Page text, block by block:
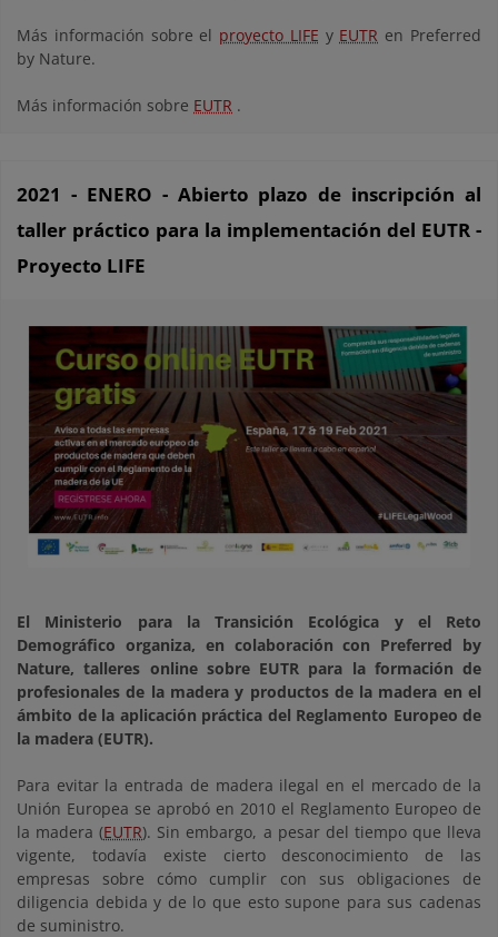
Más información sobre el proyecto LIFE y EUTR en Preferred
by Nature.
Más información sobre EUTR .
2021 - ENERO - Abierto plazo de inscripción al
taller práctico para la implementación del EUTR -
Proyecto LIFE
El Ministerio para la Transición Ecológica y el Reto
Demográfico organiza, en colaboración con Preferred by
Nature, talleres online sobre EUTR para la formación de
profesionales de la madera y productos de la madera en el
ámbito de la aplicación práctica del Reglamento Europeo de
la madera (EUTR).
Para evitar la entrada de madera ilegal en el mercado de la
Unión Europea se aprobó en 2010 el Reglamento Europeo de
la madera (EUTR). Sin embargo, a pesar del tiempo que lleva
vigente, todavía existe cierto desconocimiento de las
empresas sobre cómo cumplir con sus obligaciones de
diligencia debida y de lo que esto supone para sus cadenas
de suministro.